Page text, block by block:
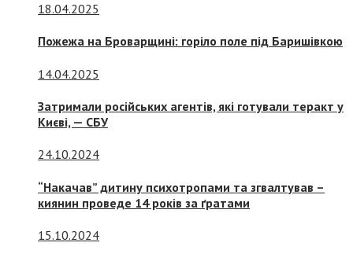
18.04.2025
Пожежа на Броварщині: горіло поле під Баришівкою
14.04.2025
Затримали російських агентів, які готували теракт у
Києві, — СБУ
24.10.2024
“Накачав” дитину психотропами та згвалтував –
киянин проведе 14 років за ґратами
15.10.2024